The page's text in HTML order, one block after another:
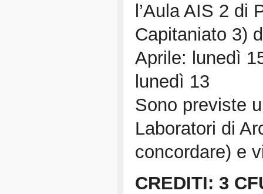
l’Aula AIS 2 di
Capitaniato 3)
Aprile: lunedì
lunedì 13
Sono previste
Laboratori di
concordare) e
CREDITI: 3